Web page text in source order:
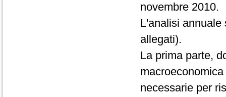
novembre 2010.
L'analisi annuale
allegati).
La prima parte,
necessarie per